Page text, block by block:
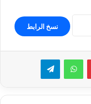
نسخ الرابط
بينتيريستواتساب تيلقرام